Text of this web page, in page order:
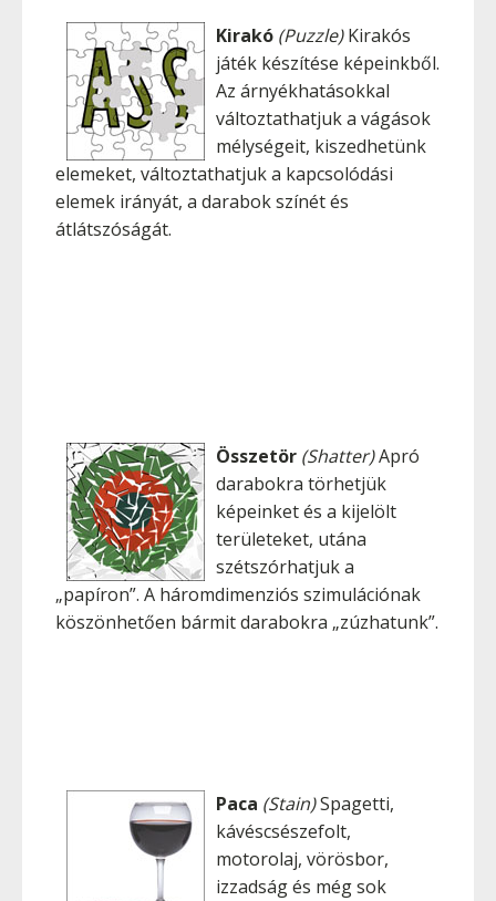
Kirakó (Puzzle)Kirakós
játék készítése képeinkből.
Az árnyékhatásokkal
változtathatjuk a vágások
mélységeit, kiszedhetünk
elemeket, változtathatjuk a kapcsolódási
elemek irányát, a darabok színét és
átlátszóságát.
Összetör (Shatter)Apró
darabokra törhetjük
képeinket és a kijelölt
területeket, utána
szétszórhatjuk a
„papíron”. A háromdimenziós szimulációnak
köszönhetően bármit darabokra „zúzhatunk”.
Paca (Stain)Spagetti,
kávéscsészefolt,
motorolaj, vörösbor,
izzadság és még sok